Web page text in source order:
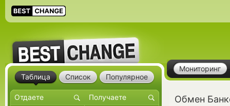
Мониторинг
Обмен
Таблица Список Популярное